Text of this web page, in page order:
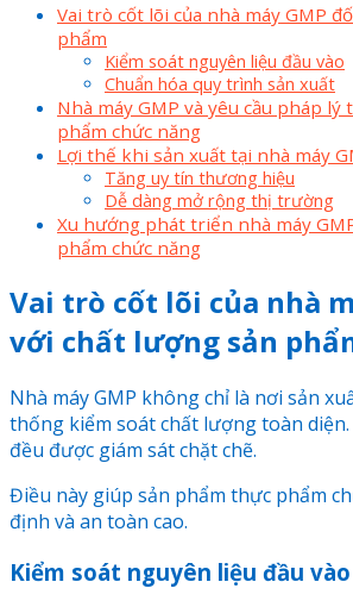
Vai trò cốt lõi của nhà máy GMP
phẩm
Kiểm soát nguyên liệu đầu vào
Chuẩn hóa quy trình sản xuất
Nhà máy GMP và yêu cầu pháp
phẩm chức năng
Lợi thế khi sản xuất tại nhà máy
Tăng uy tín thương hiệu
Dễ dàng mở rộng thị trường
Xu hướng phát triển nhà máy
phẩm chức năng
Vai trò cốt lõi của nhà
với chất lượng sản
Nhà máy GMP không chỉ là nơi sản
thống kiểm soát chất lượng toàn
đều được giám sát chặt chẽ.
Điều này giúp sản phẩm thực phẩm
định và an toàn cao.
Kiểm soát nguyên liệu đầu vào